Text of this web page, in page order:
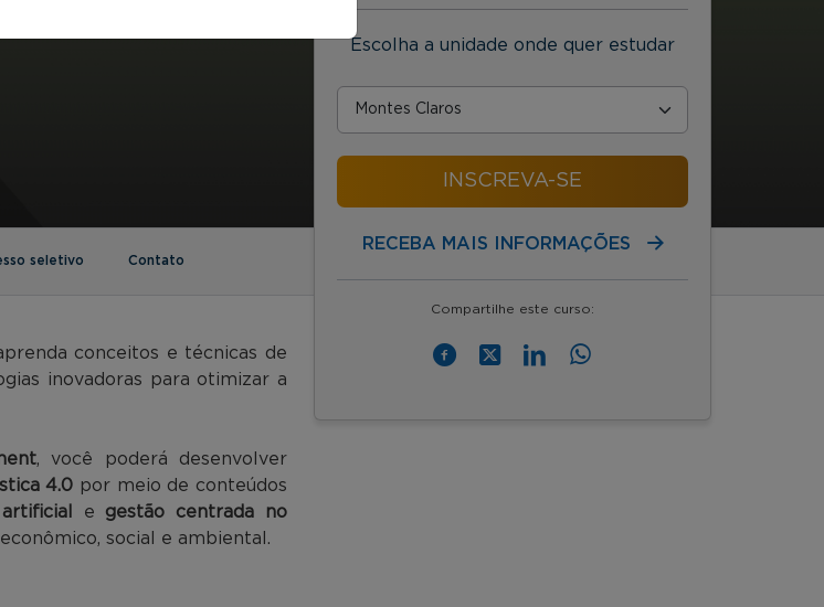
Escolha a unidade onde quer estudar
INSCREVA-SE
RECEBA MAIS INFORMAÇÕES
Compartilhe este curso:
seletivo Contato
conceitos e técnicas de
inovadoras para otimizar a
, você poderá desenvolver
4.0 por meio de conteúdos
e gestão centrada no
social e ambiental.